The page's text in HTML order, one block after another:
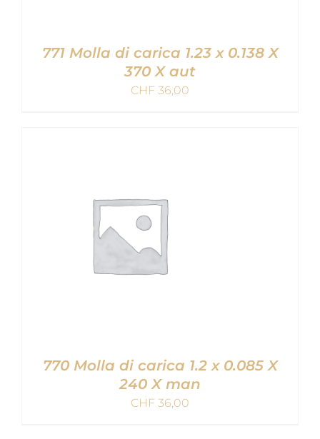
771 Molla di carica 1.23 x 0.138 X
370 X aut
CHF 36,00
770 Molla di carica 1.2 x 0.085 X
240 X man
CHF 36,00